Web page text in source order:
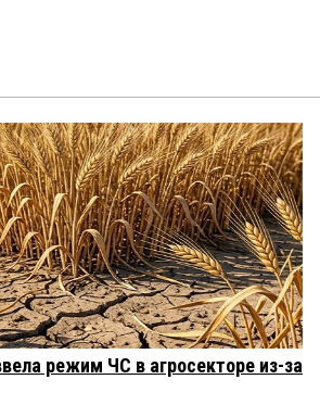
режим ЧС в агросекторе из-за